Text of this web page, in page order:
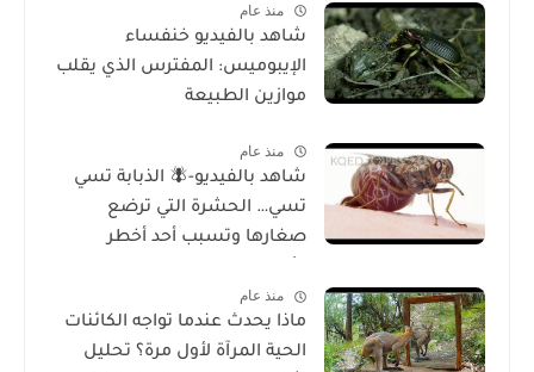
منذ عام
شاهد بالفيديو خنفساء
الإيبوميس: المفترس الذي يقلب
موازين الطبيعة
منذ عام
شاهد بالفيديو-🪰 الذبابة تسي
تسي… الحشرة التي ترضع
صغارها وتسبب أحد أخطر
منذ عام
ماذا يحدث عندما تواجه الكائنات
الحية المرآة لأول مرة؟ تحليل